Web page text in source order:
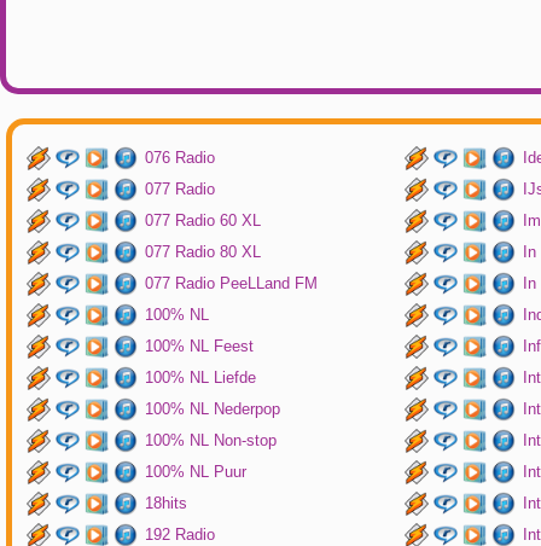
076 Radio
077 Radio
077 Radio 60 XL
077 Radio 80 XL
077 Radio PeeLLand FM
100% NL
100% NL Feest
100% NL Liefde
100% NL Nederpop
100% NL Non-stop
100% NL Puur
18hits
192 Radio